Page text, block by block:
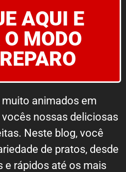
AQUI E
MODO
animados em
nossas deliciosas
Neste blog, você
de pratos, desde
e rápidos até os mais